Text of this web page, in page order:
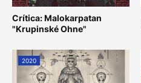
Crítica: Malokarpatan
"Krupinské Ohne"
2020